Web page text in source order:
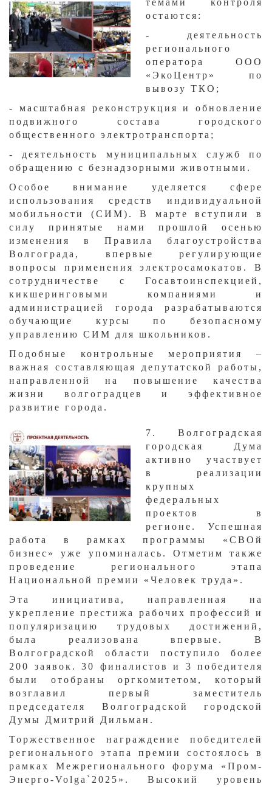
темами контроля
остаются:
- деятельность
регионального
оператора ООО
«ЭкоЦентр» по
вывозу ТКО;
- масштабная реконструкция и обновление
подвижного состава городского
общественного электротранспорта;
- деятельность муниципальных служб по
обращению с безнадзорными животными.
Особое внимание уделяется сфере
использования средств индивидуальной
мобильности (СИМ). В марте вступили в
силу принятые нами прошлой осенью
изменения в Правила благоустройства
Волгограда, впервые регулирующие
вопросы применения электросамокатов. В
сотрудничестве с Госавтоинспекцией,
кикшеринговыми компаниями и
администрацией города разрабатываются
обучающие курсы по безопасному
управлению СИМ для школьников.
Подобные контрольные мероприятия –
важная составляющая депутатской работы,
направленной на повышение качества
жизни волгоградцев и эффективное
развитие города.
​7. Волгоградская
городская Дума
активно участвует
в реализации
крупных
федеральных
проектов в
регионе. Успешная
работа в рамках программы «СВОй
бизнес» уже упоминалась. Отметим также
проведение регионального этапа
Национальной премии «Человек труда».
Эта инициатива, направленная на
укрепление престижа рабочих профессий и
популяризацию трудовых достижений,
была реализована впервые. В
Волгоградской области поступило более
200 заявок. 30 финалистов и 3 победителя
были отобраны оргкомитетом, который
возглавил первый заместитель
председателя Волгоградской городской
Думы Дмитрий Дильман.
Торжественное награждение победителей
регионального этапа премии состоялось в
рамках Межрегионального форума «Пром-
Энерго-Volga`2025». Высокий уровень